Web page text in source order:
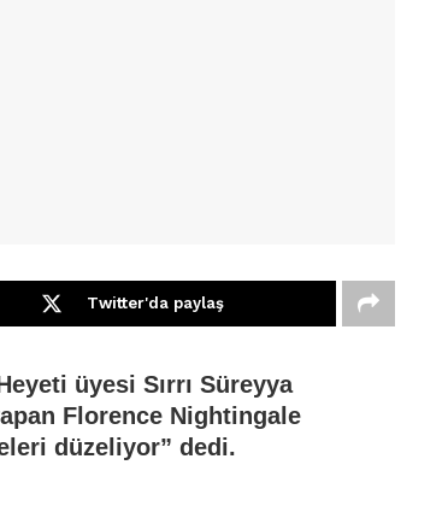
Twitter'da paylaş
üyesi Sırrı Süreyya
Florence Nightingale
düzeliyor” dedi.